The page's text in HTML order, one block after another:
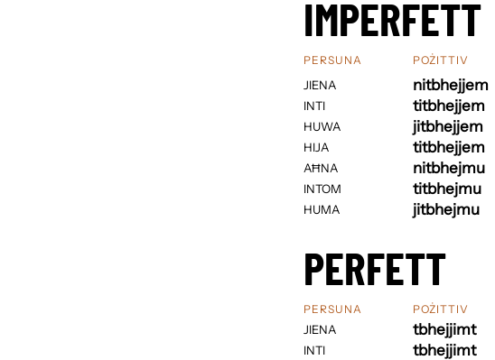
IMPERFETT
PERSUNA
JIENA
INTI
HUWA
HIJA
AĦNA
INTOM
HUMA
POŻITTIV
nitbhejjem
titbhejjem
jitbhejjem
titbhejjem
nitbhejmu
titbhejmu
jitbhejmu
PERFETT
PERSUNA
JIENA
INTI
POŻITTIV
tbhejjimt
tbhejjimt